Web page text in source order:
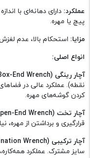
عملکرد: دارای دهانه‌ای با
پیچ یا مهره.
مزایا: استحکام بالا، عدم
انواع اصلی:
آچار رینگی (Box-End Wrench):
نقطه). عملکرد عالی در
کردن گوشه‌های مهره.
آچار تخت (Open-End Wrench):
قرارگیری و برداشتن از مهره،
آچار ترکیبی (Combination Wrench):
سایز مشترک. عملکرد